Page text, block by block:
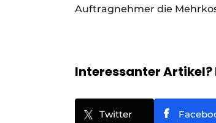
Auftragnehmer die
Interessanter Artikel?
Twitter